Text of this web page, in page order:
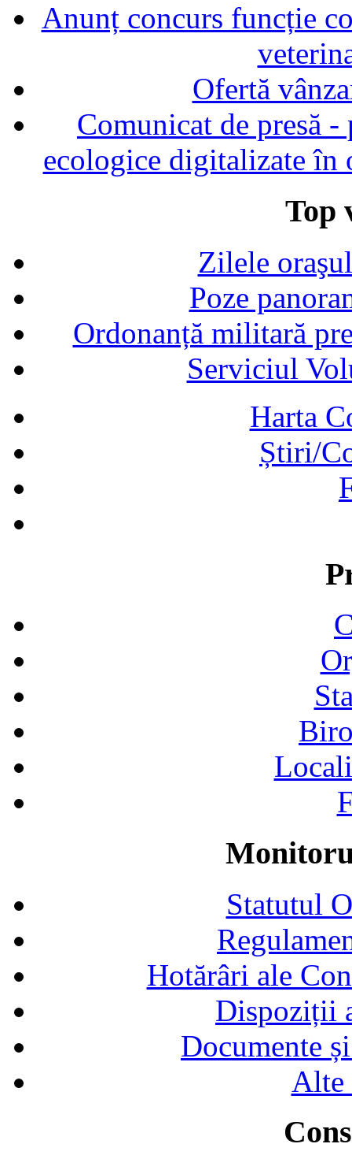
Anunț concurs funcție
Ofertă
Comunicat de presă
ecologice digitalizate în
Top
Zilele
Poze
Ordonanță militară
Serviciul
Harta
Știri/
Statutul
Hotărâri ale
Dispoziții
Documente
Alte